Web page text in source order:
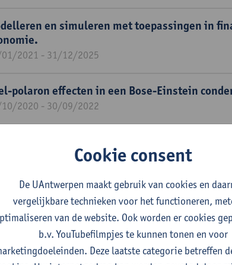
en simuleren met toepassingen in
2021 - 31/12/2025
polaron effecten in een Bose-Einstein
2020 - 30/09/2022
excitaties in Fermisystemen: van
materie.
effecten in superfluïde Fermi
01/2020 - 31/12/2023
initio berekening van de effecten van
Cookie consent
De UAntwerpen maakt gebruik van cookies en
vergelijkbare technieken voor het functioneren,
van de website. Ook worden er cookies
b.v. YouTubefilmpjes te kunnen tonen en voor
Deze laatste categorie betreffen